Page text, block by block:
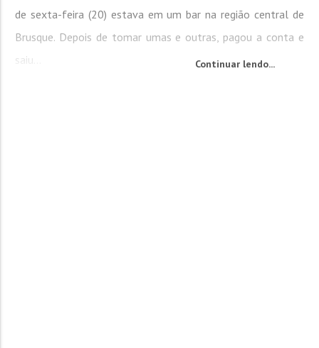
de sexta-feira (20) estava em um bar na região central de
Brusque. Depois de tomar umas e outras, pagou a conta e
saiu...
Continuar lendo...